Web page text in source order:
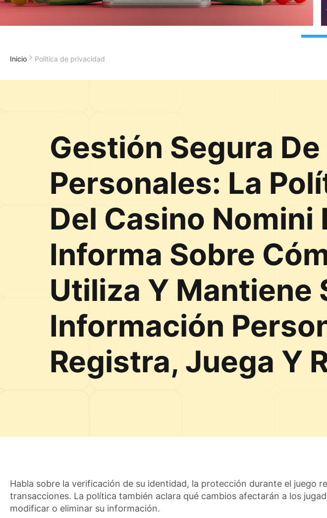
Inicio Política de privacidad
Gestión Segura
Personales: La
Del Casino Nomini
Informa Sobre
Utiliza Y Mantiene
Información
Registra, Juega Y
Habla sobre la verificación de su identidad, la protección durante el juego
transacciones. La política también aclara qué cambios afectarán a los
modificar o eliminar su información.